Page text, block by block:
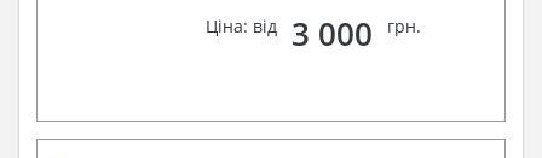
Ціна: від
3 000 грн.